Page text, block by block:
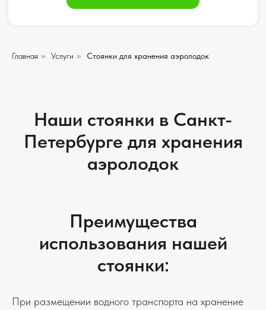
Главная » Услуги » Стоянки для хранения аэролодок
Наши стоянки в Санкт-
Петербурге для хранения
аэролодок
Преимущества
использования нашей
стоянки:
При размещении водного транспорта на хранение